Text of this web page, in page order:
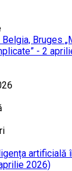
Bruges
- 2
artificială
2026)